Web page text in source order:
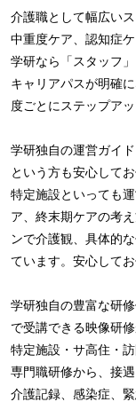
介護職として幅広い
中重度ケア、認知症
学研なら「スタッフ
キャリアパスが明確
度ごとにステップアッ
学研独自の運営ガイ
という方も安心して
特定施設といっても
ア、終末期ケアの考
ンで介護観、具体的
ています。安心して
学研独自の豊富な研
で受講できる映像研修
特定施設・サ高住・
専門職研修から、接
介護記録、感染症、